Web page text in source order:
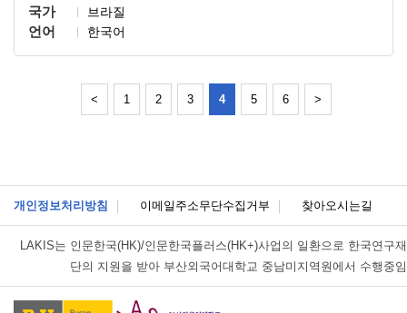
국가 브라질
언어 한국어
< 1 2 3 4 5 6 >
개인정보처리방침 이메일주소무단수집거부 찾아오시는길
LAKIS는 인문한국(HK)/인문한국플러스(HK+)사업의 일환으로 한국연구재
단의 지원을 받아 부산외국어대학교 중남미지역원에서 수행중임